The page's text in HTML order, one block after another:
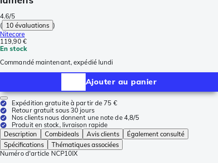
4.6/5
( 10 évaluations )
Nitecore
119,90 €
En stock
Commandé maintenant, expédié lundi
Ajouter au panier
Expédition gratuite à partir de 75 €
Retour gratuit sous 30 jours
Nos clients nous donnent une note de 4,8/5
Produit en stock, livraison rapide
Description
Combideals Avis clients
Également consulté
Spécifications
Thématiques associées
Numéro d'article NCP10IX